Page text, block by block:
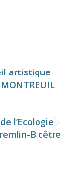
artistique
l’Ecologie
Bicêtre